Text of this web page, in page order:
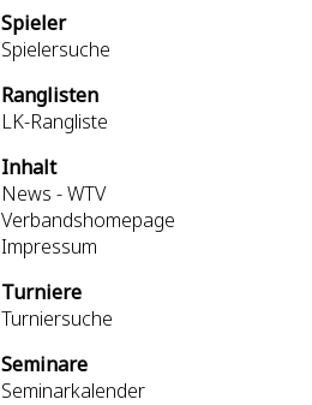
Spieler
Spielersuche
Ranglisten
LK-Rangliste
Inhalt
News - WTV
Verbandshomepage
Impressum
Turniere
Turniersuche
Seminare
Seminarkalender